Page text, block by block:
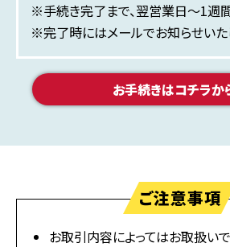
※手続き完了まで、翌営業日〜1週間
※完了時にはメールでお知らせいた
お手続きはコチラか
ご注意事項
お取引内容によってはお取扱い